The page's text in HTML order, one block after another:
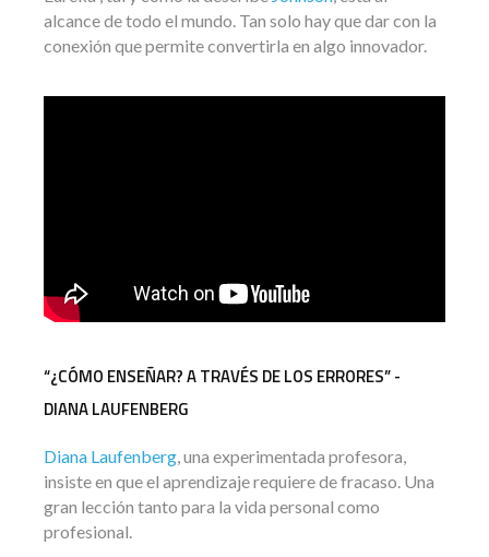
alcance de todo el mundo. Tan solo hay que dar con la
conexión que permite convertirla en algo innovador.
“¿CÓMO ENSEÑAR? A TRAVÉS DE LOS ERRORES” -
DIANA LAUFENBERG
Diana Laufenberg, una experimentada profesora,
insiste en que el aprendizaje requiere de fracaso. Una
gran lección tanto para la vida personal como
profesional.